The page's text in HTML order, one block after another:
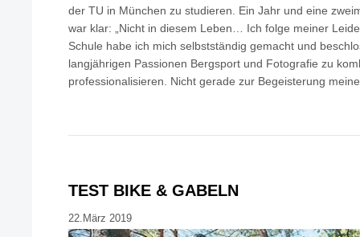
der TU in München zu studieren. Ein Jahr und eine
war klar: „Nicht in diesem Leben… Ich folge meiner
Schule habe ich mich selbstständig gemacht und
langjährigen Passionen Bergsport und Fotografie zu
professionalisieren. Nicht gerade zur Begeisterung
TEST BIKE & GABELN
22.März 2019